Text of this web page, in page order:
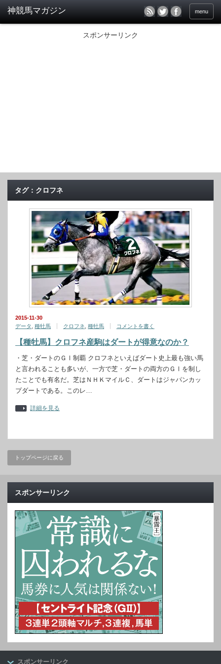
menu
スポンサーリンク
タグ：クロフネ
2015-11-30
データ
種牡馬 クロフネ 種牡馬 コメントを書く
【種牡馬】クロフネ産駒はダートが得意なのか？
・芝・ダートのＧⅠ制覇 クロフネといえばダート史上最も強い馬
と言われることも多いが、一方で芝・ダートの両方のＧⅠを制し
たことでも有名だ。芝はＮＨＫマイルＣ、ダートはジャパンカッ
プダートである。このレ…
詳細を見る
トップページに戻る
スポンサーリンク
スポンサーリンク